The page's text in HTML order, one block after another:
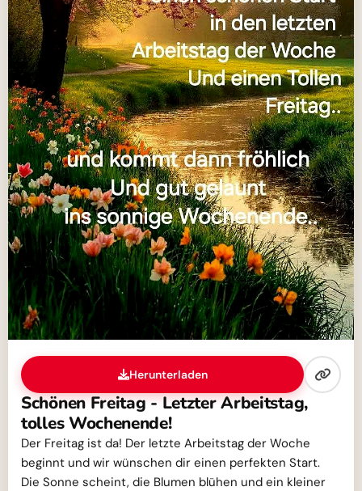
Herunterladen
Schönen Freitag - Letzter Arbeitstag,
tolles Wochenende!
Der Freitag ist da! Der letzte Arbeitstag der Woche
beginnt und wir wünschen dir einen perfekten Start.
Die Sonne scheint, die Blumen blühen und ein kleiner